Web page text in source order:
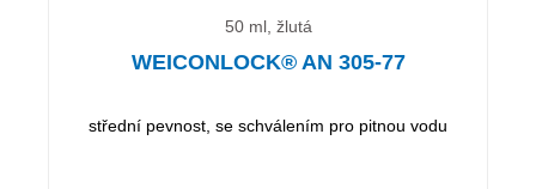
50 ml, žlutá
WEICONLOCK® AN 305-77
střední pevnost, se schválením pro pitnou vodu